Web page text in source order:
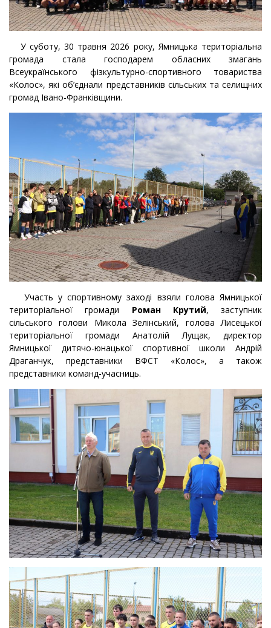
У суботу, 30 травня 2026 року, Ямницька територіальна
громада стала господарем обласних змагань
Всеукраїнського фізкультурно-спортивного товариства
«Колос», які об’єднали представників сільських та селищних
громад Івано-Франківщини.
Участь у спортивному заході взяли голова Ямницької
територіальної громади Роман Крутий, заступник
сільського голови Микола Зелінський, голова Лисецької
територіальної громади Анатолій Лущак, директор
Ямницької дитячо-юнацької спортивної школи Андрій
Драганчук, представники ВФСТ «Колос», а також
представники команд-учасниць.